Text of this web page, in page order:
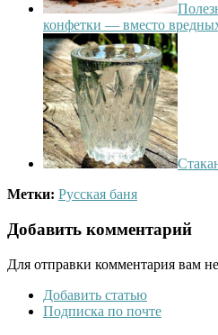
конфетки — вместо
Метки: Русская баня
Добавить комментарий
Для отправки комментария вам
Добавить статью
Подписка по почте